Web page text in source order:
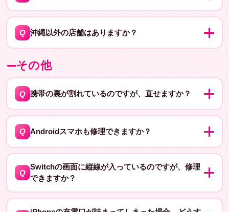
A 基本的にはデータはそのままですが、万が一のためにバ
ックアップをおすすめします。
Q 沖縄以外の店舗はありますか？
をご覧ください。
その他
Q 携帯の裏が割れているのですが、直せますか？
A 携帯の裏の修理も可能ですが、具体的な料金や修理内容
は機種によって異なります。お店で実機を見てお見積も
約もおすすめだよ！
Q Androidスマホも修理できますか？
A はい、Androidスマホ（Galaxy・Xperia・AQUOS・
Google Pixelなど）の修理も行っています。具体的な修
理内容や料金はお店でお見積もりしますので、ぜひお越
しくださいね。予約も便利だよ！
Q
Switchの画面に縦線が入っているのですが、修理
できますか？
A Switchの画面の修理も可能です。具体的な料金や修理内